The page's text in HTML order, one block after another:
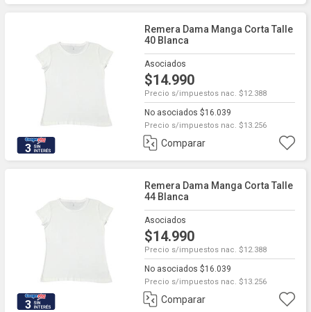
3
Remera Dama Manga Corta Talle
40 Blanca
Asociados
$14.990
Precio s/impuestos nac. $12.388
No asociados $16.039
Precio s/impuestos nac. $13.256
Comparar
3
Remera Dama Manga Corta Talle
44 Blanca
Asociados
$14.990
Precio s/impuestos nac. $12.388
No asociados $16.039
Precio s/impuestos nac. $13.256
Comparar